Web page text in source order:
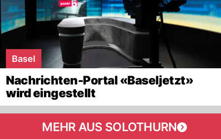
Basel
Nachrichten-Portal «Baseljetzt»
wird eingestellt
MEHR AUS SOLOTHURN